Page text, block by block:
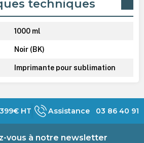
techniques
1000 ml
Noir (BK)
Imprimante pour sublimation
HT Assistance 03 86 40 91
vous à notre newsletter